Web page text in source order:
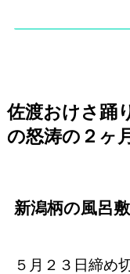
佐渡おけさ踊
の怒涛の２ヶ月
新潟柄の風呂
５月２３日締め